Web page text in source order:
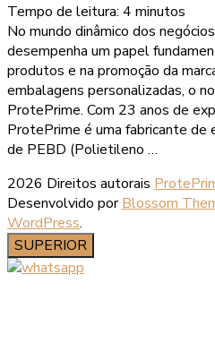
Tempo de leitura: 4 minutos
No mundo dinâmico dos
desempenha um papel
produtos e na promoção da
embalagens personalizadas, o
ProtePrime. Com 23 anos de
ProtePrime é uma fabricante de
de PEBD (Polietileno …
2026 Direitos autorais
Desenvolvido porBlossom
WordPress.
SUPERIOR